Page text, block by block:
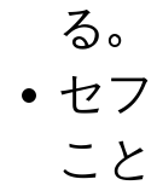
る｡
セ
こ